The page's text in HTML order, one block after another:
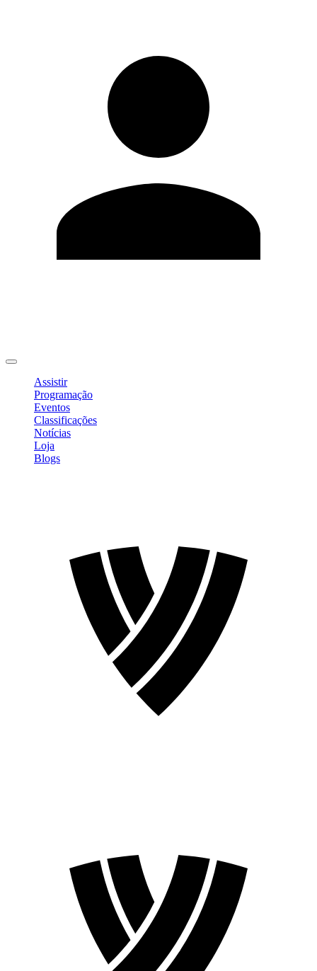
Assistir
Programação
Eventos
Classificações
Notícias
Loja
Blogs